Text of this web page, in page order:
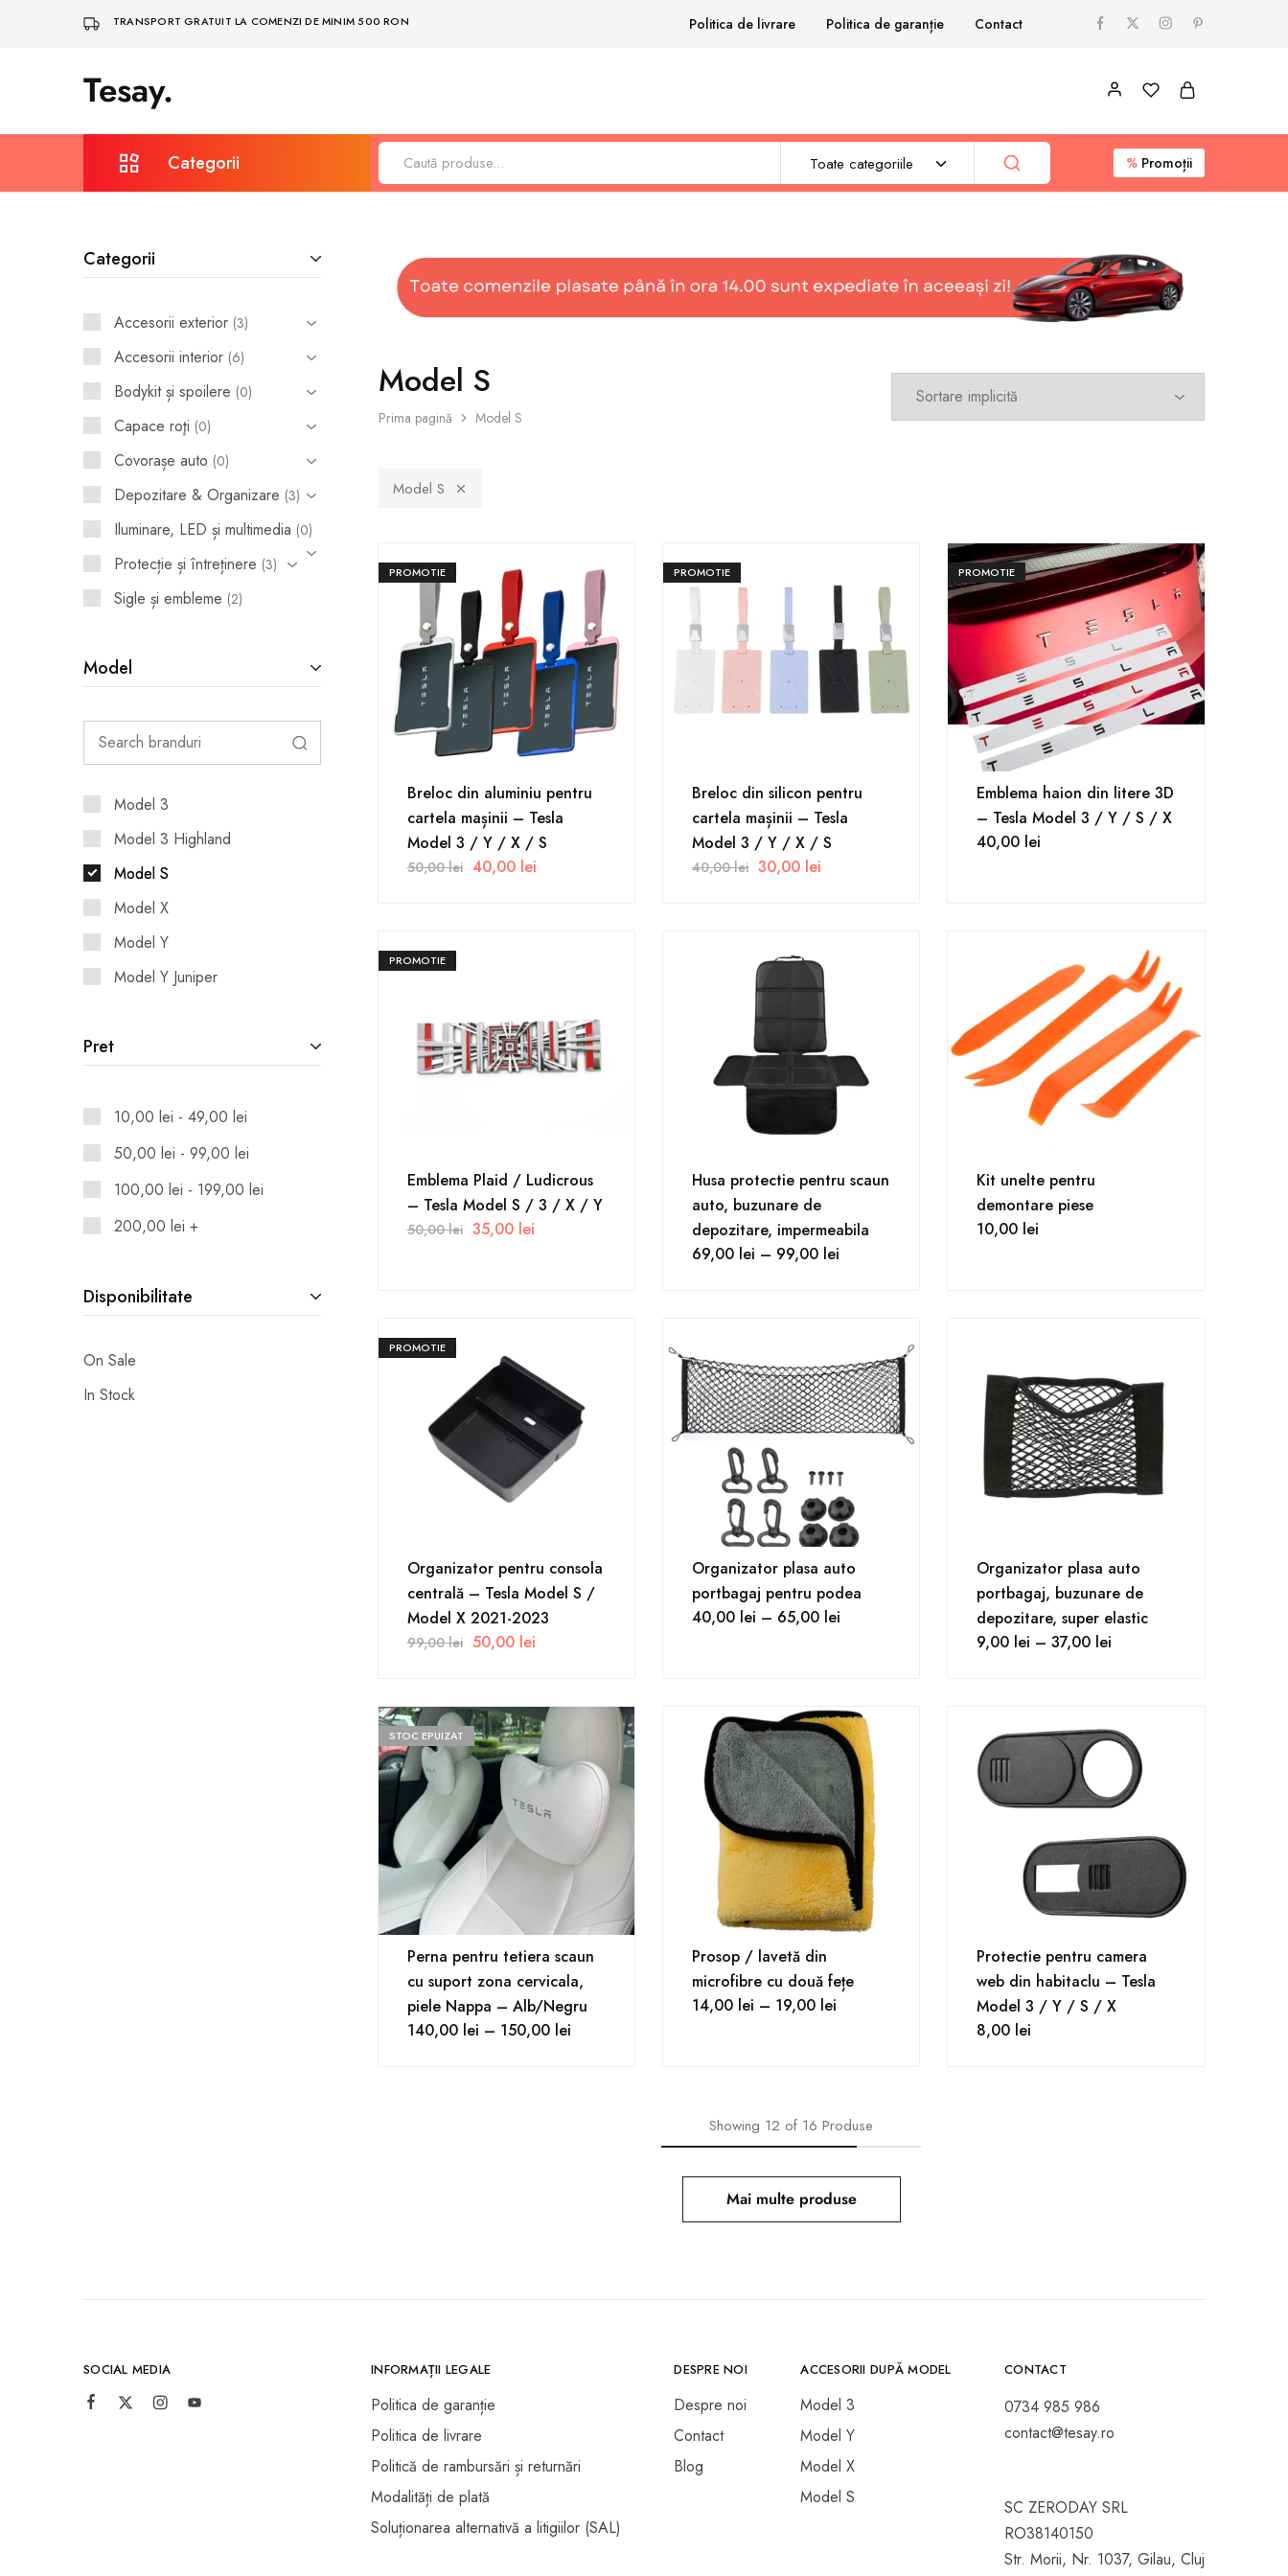
TRANSPORT GRATUIT LA COMENZI DE MINIM 500 RON Politica de livrare Politica de garanție Contact
Tesay.
Tesay
Premium Categorii
Covorașe auto
Iluminare, LED și multimedia
Sigle și embleme
Huse pentru scaune
Apărătoare de noroi
Accesorii interior
Suport telefon și tabletă
Toate categoriile % Promoții
Model S
Prima pagină Model S
Model S
PROMOTIE
Breloc din aluminiu pentru
cartela mașinii – Tesla
Model 3 / Y / X / S
50,00lei 40,00 lei
PROMOTIE
Breloc din silicon pentru
cartela mașinii – Tesla
Model 3 / Y / X / S
40,00lei 30,00 lei
PROMOTIE
Emblema haion din litere 3D
– Tesla Model 3 / Y / S / X
40,00 lei
PROMOTIE
Emblema Plaid / Ludicrous
– Tesla Model S / 3 / X / Y
50,00lei 35,00 lei
Husa protectie pentru scaun
auto, buzunare de
depozitare, impermeabila
69,00 lei – 99,00 lei
Kit unelte pentru
demontare piese
10,00 lei
PROMOTIE
Organizator pentru consola
centrală – Tesla Model S /
Model X 2021-2023
99,00lei 50,00 lei
Organizator plasa auto
portbagaj pentru podea
40,00 lei – 65,00 lei
Organizator plasa auto
portbagaj, buzunare de
depozitare, super elastic
9,00 lei – 37,00 lei
STOC EPUIZAT
Perna pentru tetiera scaun
cu suport zona cervicala,
piele Nappa – Alb/Negru
140,00 lei – 150,00 lei
Prosop / lavetă din
microfibre cu două fețe
14,00 lei – 19,00 lei
Protectie pentru camera
web din habitaclu – Tesla
Model 3 / Y / S / X
8,00 lei
Showing 12of 16Produse
Mai multe produse
Categorii
Accesorii exterior 3
Accesorii interior 6
Bodykit și spoilere 0
Capace roţi 0
Covorașe auto 0
Depozitare & Organizare 3
Iluminare, LED și multimedia 0
Protecție și întreținere 3
Sigle și embleme 2
Model
Model 3
Model 3 Highland
Model S
Model X
Model Y
Model Y Juniper
Pret
10,00 lei - 49,00 lei
50,00 lei - 99,00 lei
100,00 lei - 199,00 lei
200,00 lei +
Disponibilitate
On Sale
In Stock
SOCIAL MEDIA INFORMAȚII LEGALE
Politica de garanție
Politica de livrare
Politică de rambursări și returnări
Modalități de plată
Soluționarea alternativă a litigiilor (SAL)
DESPRE NOI
Despre noi
Contact
Blog
ACCESORII DUPĂ MODEL
Model 3
Model Y
Model X
Model S
CONTACT
0734 985 986
contact@tesay.ro
SC ZERODAY SRL
RO38140150
Str. Morii, Nr. 1037, Gilau, Cluj